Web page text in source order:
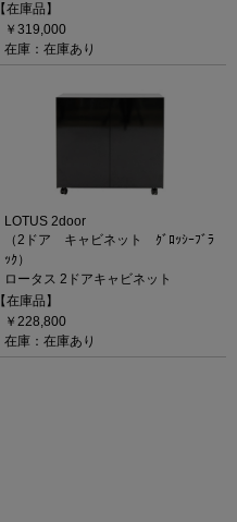
【在庫品】
￥319,000
在庫：在庫あり
LOTUS 2door
（2ドア キャビネット ｸﾞﾛｯｼｰﾌﾞﾗ
ｯｸ）
ロータス 2ドアキャビネット
【在庫品】
￥228,800
在庫：在庫あり